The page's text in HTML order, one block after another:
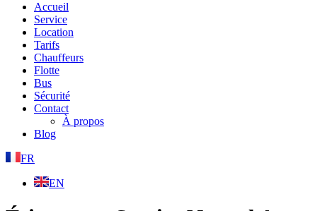
Accueil
Service
Location
Tarifs
Chauffeurs
Flotte
Bus
Sécurité
Contact
À propos
Blog
FR
EN